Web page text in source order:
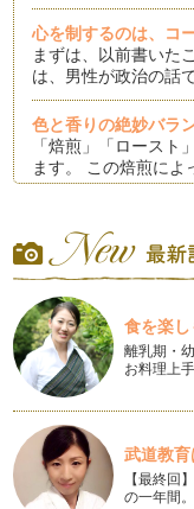
心を制するのは、コ
まずは、以前書いた
は、男性が政治の話
色と香りの絶妙バラ
「焙煎」「ロース
ます。 この焙煎によ
フェインその後
コーヒーからカフェ
ェインレスコーヒー
カフェインレスが飲
私が妊娠中、一番困
ヒーがない！」とい
知ってます？インス
るまで
夏は、冷たいコーヒ
て、注ぐだけで良
食を楽し
離乳期・
お料理上
武道教
【最終回
の一年間